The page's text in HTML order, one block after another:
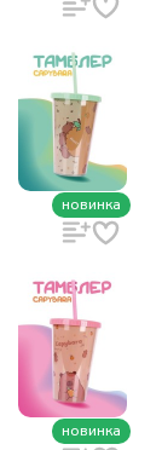
новинка
новинка